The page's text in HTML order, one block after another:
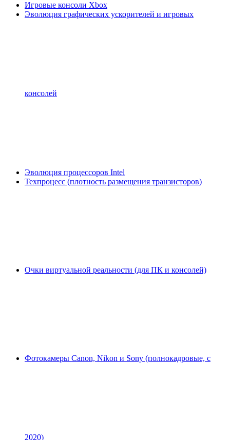
Игровые консоли Xbox
Эволюция графических ускорителей и игровых
консолей
Эволюция процессоров Intel
Техпроцесс (плотность размещения транзисторов)
Очки виртуальной реальности (для ПК и консолей)
Фотокамеры Canon, Nikon и Sony (полнокадровые, с
2020)